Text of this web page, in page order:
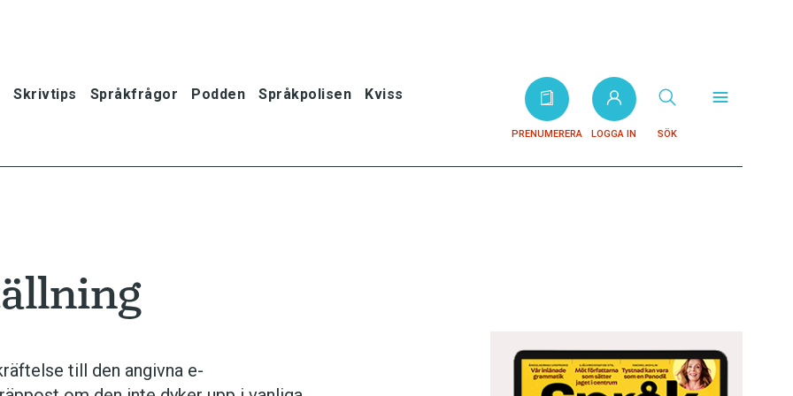
Skrivtips Språkfrågor Podden Språkpolisen Kviss
PRENUMERERA LOGGA IN SÖK
till den angivna e-